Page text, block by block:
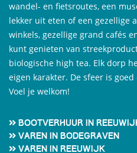
wandel- en fietsroutes, een
lekker uit eten of een gezellige
winkels, gezellige grand cafés
kunt genieten van
biologische high tea. Elk dorp
eigen karakter. De sfeer is
Voel je welkom!
Bootverhuur in
Varen in Bodegraven
Varen in Reeuwijk